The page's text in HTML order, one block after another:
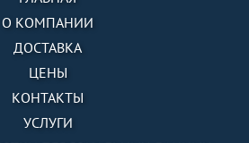
О КОМПАНИИ
ДОСТАВКА
ЦЕНЫ
КОНТАКТЫ
УСЛУГИ